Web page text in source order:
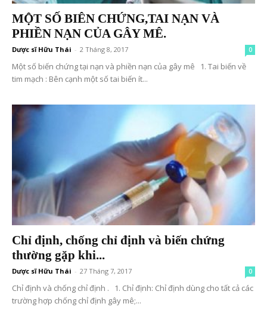
MỘT SỐ BIÊN CHỨNG,TAI NẠN VÀ
PHIỀN NẠN CỦA GÂY MÊ.
Dược sĩ Hữu Thái - 2 Tháng 8, 2017 0
Một số biến chứng tại nạn và phiền nạn của gây mê 1. Tai biến về
tim mạch : Bên cạnh một số tai biến ít...
Chỉ định, chống chỉ định và biến chứng
thường gặp khi...
Dược sĩ Hữu Thái - 27 Tháng 7, 2017 0
Chỉ định và chống chỉ định . 1. Chỉ định: Chỉ định dùng cho tất cả các
trường hợp chống chỉ định gây mê;...